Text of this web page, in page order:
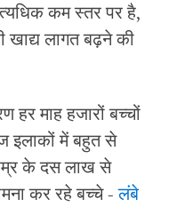
कम स्तर पर है,
लागत बढ़ने की
हर माह हजारों बच्चों
इलाकों में बहुत से
के दस लाख से
कर रहे बच्चे -लंबे